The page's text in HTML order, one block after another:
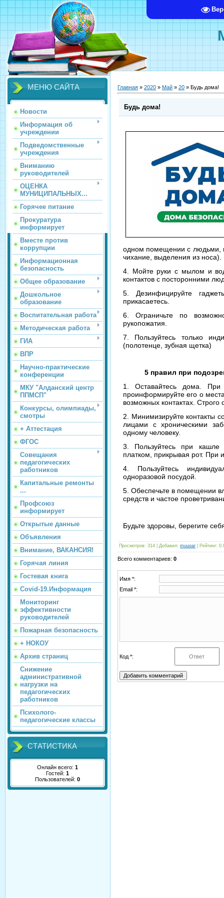
МЕНЮ САЙТА
Новости
Информация об
учреждении
Подведомственные
учреждения
Вниманию
руководителей
ОЦЕНКА
МУНИЦИПАЛЬНЫХ...
Горячее питание
Прокуратура
информирует
Вместе против
коррупции
Информационная
безопасность
Общее образование
Дошкольное
образование
Воспитательная работа
Методическая работа
ГИА
ВПР
Научно-практические
конференции
МКУ "Алданский центр
ППМСП"
Конкурсы, олимпиады,
смотры
+ Аттестация
ФГОС
Совещания
педагогических
работников
Капитальные ремонты
...
Профсоюз
информирует
Открытые данные
Объявления
Внимание, ВАКАНСИЯ!
Горячая линия
Гостевая книга
Covid-19.Информация
Мониторинг
эффективности
руководителей
Пожарная безопасность
+ НОКОУ
Архив страниц
Снижение
административной
нагрузки на
педагогических
работников
Психолого-
педагогические классы
СТАТИСТИКА
Онлайн всего: 1
Гостей: 1
Пользователей: 0
Главная » 2020 » Май » 20 » Будь дома!
Будь дома!
одном помещении с
чихание, выделения из
4. Мойте руки с мылом и
контактов с посторонними
5. Дезинфицируйте
прикасаетесь.⠀
6. Ограничьте по
рукопожатия.⠀
7. Пользуйтесь только
(полотенце, зубная щетка)⠀
5 правил при
1. Оставайтесь дома. При
проинформируйте его о
возможных контактах.
2. Минимизируйте контакты
лицами с хроническими
одному человеку.⠀
3. Пользуйтесь при кашле
платком, прикрывая рот. При
4. Пользуйтесь
одноразовой посудой.⠀
5. Обеспечьте в помещении
средств и частое
Будьте здоровы, берегите
Просмотров: 314 | Добавил: muuoar Рейтинг:
Всего комментариев: 0
Имя *:
Email *:
Код *: